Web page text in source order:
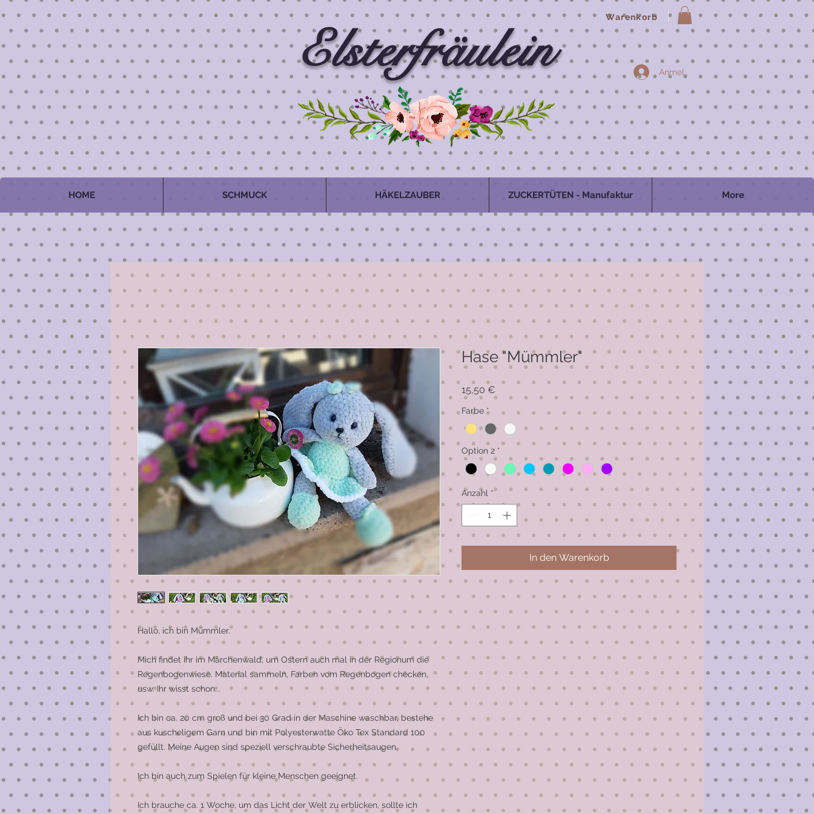
Warenkorb
Elsterfräulein
HOME SCHMUCK HÄKELZAUBER ZUCKERTÜTEN - Manufaktur More
Anmelden
Hallo, ich bin Mümmler.
Mich findet ihr im Märchenwald, um Ostern auch mal in der Regionum die
Regenbogenwiese. Material sammeln, Farben vom Regenbogen checken,
usw. Ihr wisst schon...
Ich bin ca. 20 cm groß und bei 30 Grad in der Maschine waschbar, bestehe
aus kuscheligem Garn und bin mit Polyesterwatte Öko Tex Standard 100
gefüllt. Meine Augen sind speziell verschraubte Sicherheitsaugen.
Ich bin auch zum Spielen für kleine Menschen geeignet.
Ich brauche ca. 1 Woche, um das Licht der Welt zu erblicken, sollte ich
Hase "Mümmler"
15,50 €
Farbe *
Option 2 *
Anzahl *
In den Warenkorb